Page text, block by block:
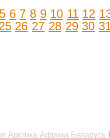
5 6 7 8 9 10 11 12
26 27 28 29 30
Арктика Африка Беларусь